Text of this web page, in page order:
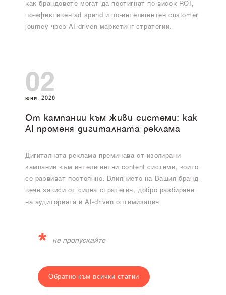
как брандовете могат да постигнат по-висок ROI,
по-ефективен ad spend и по-интелигентен customer
journey чрез AI-driven маркетинг стратегии.
02
юни, 2026
От кампании към живи системи: как
AI променя дигиталната реклама
Дигиталната реклама преминава от изолирани
кампании към интелигентни content системи, които
се развиват постоянно. Влиянието на Вашия бранд
вече зависи от силна стратегия, добро разбиране
на аудиторията и AI-driven оптимизация.
* не пропускайте
Обратно към всички статии